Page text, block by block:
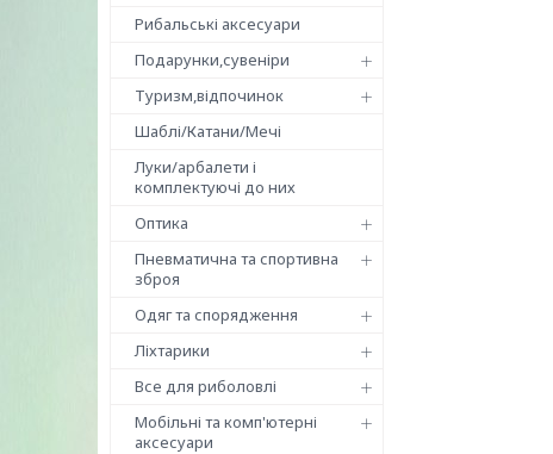
Рибальські аксесуари
Подарунки,сувеніри
Туризм,відпочинок
Шаблі/Катани/Мечі
Луки/арбалети і
комплектуючі до них
Оптика
Пневматична та спортивна
зброя
Одяг та спорядження
Ліхтарики
Все для риболовлі
Мобільні та комп'ютерні
аксесуари